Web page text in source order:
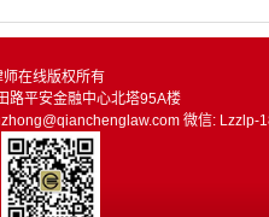
在线版权所有
路平安金融中心北塔95A楼
微信: Lzzlp-